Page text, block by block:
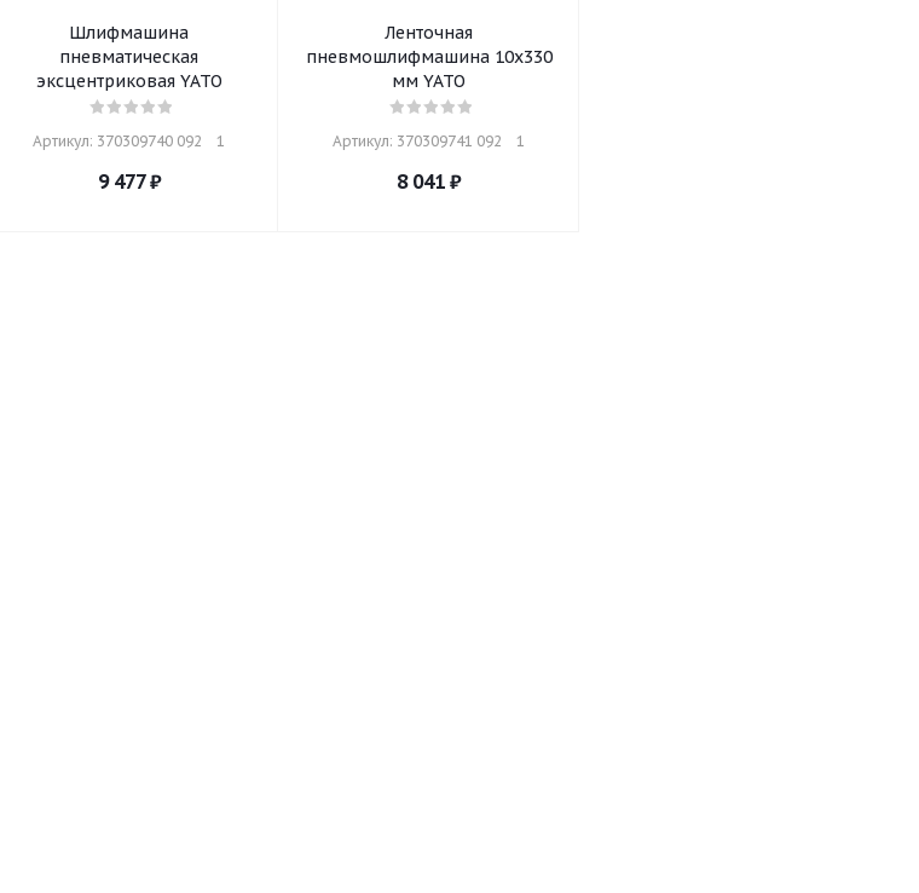
Шлифмашина
пневматическая
эксцентриковая YATO
Артикул: 370309740 092    1
9 477₽
Ленточная
пневмошлифмашина 10х330
мм YATO
Артикул: 370309741 092    1
8 041 ₽